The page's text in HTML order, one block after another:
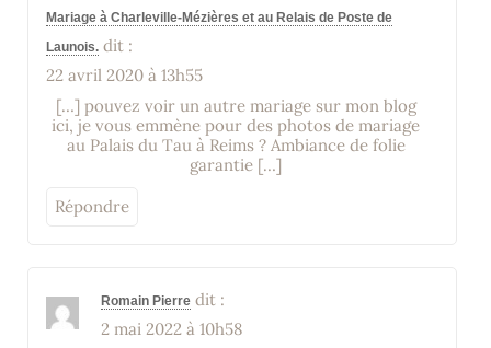
Mariage à Charleville-Mézières et au Relais de Poste de
Launois. dit :
22 avril 2020 à 13h55
[…] pouvez voir un autre mariage sur mon blog
ici, je vous emmène pour des photos de mariage
au Palais du Tau à Reims ? Ambiance de folie
garantie […]
Répondre
Romain Pierre dit :
2 mai 2022 à 10h58